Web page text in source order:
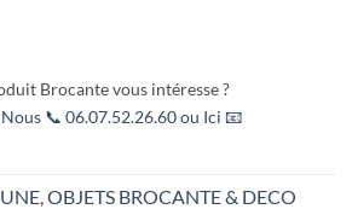
Brocante vous intéresse ?
📞 06.07.52.26.60 ou Ici 📧
,OBJETS BROCANTE & DECO